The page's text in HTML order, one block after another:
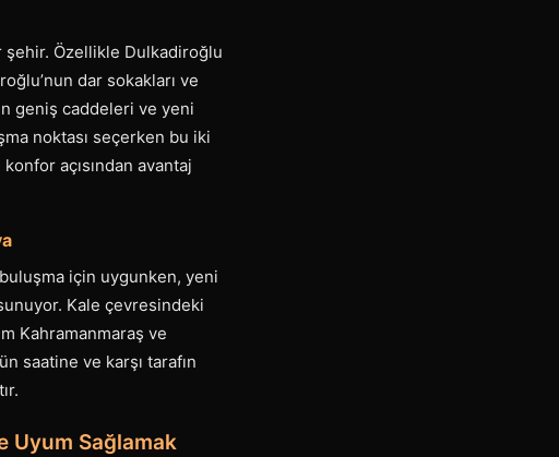
şehir. Özellikle Dulkadiroğlu
dar sokakları ve
geniş caddeleri ve yeni
noktası seçerken bu iki
açısından avantaj
için uygunken, yeni
Kale çevresindeki
Kahramanmaraş ve
saatine ve karşı tarafın
Uyum Sağlamak